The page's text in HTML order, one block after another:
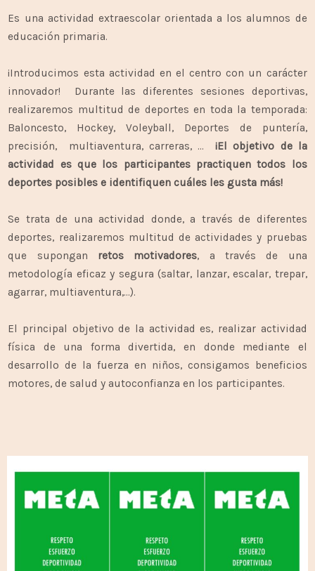
Es una actividad extraescolar orientada a los alumnos de
educación primaria.
¡Introducimos esta actividad en el centro con un carácter
innovador! Durante las diferentes sesiones deportivas,
realizaremos multitud de deportes en toda la temporada:
Baloncesto, Hockey, Voleyball, Deportes de puntería,
precisión, multiaventura, carreras, …¡El objetivo de la
actividad es que los participantes practiquen todos los
deportes posibles e identifiquen cuáles les gusta más!
Se trata de una actividad donde, a través de diferentes
deportes, realizaremos multitud de actividades y pruebas
que supongan retos motivadores, a través de una
metodología eficaz y segura (saltar, lanzar, escalar, trepar,
agarrar, multiaventura,…).
El principal objetivo de la actividad es, realizar actividad
física de una forma divertida, en donde mediante el
desarrollo de la fuerza en niños, consigamos beneficios
motores, de salud y autoconfianza en los participantes.